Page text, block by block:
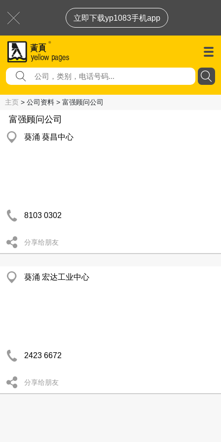
立即下载yp1083手机app
主页 > 公司资料 > 富强顾问公司
富强顾问公司
葵涌 葵昌中心
8103 0302
分享给朋友
葵涌 宏达工业中心
2423 6672
分享给朋友